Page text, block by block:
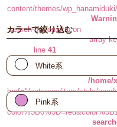
array
/home/
content/themes/
search-button.php on
line41
"
href="/category/item/style/
カラーで絞り込む
White系
Pink系